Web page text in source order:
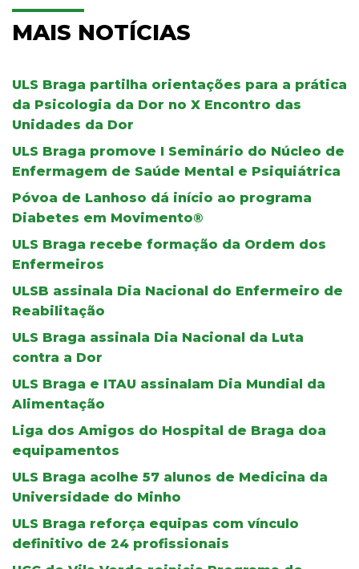
MAIS NOTÍCIAS
ULS Braga partilha orientações para a prática
da Psicologia da Dor no X Encontro das
Unidades da Dor
ULS Braga promove I Seminário do Núcleo de
Enfermagem de Saúde Mental e Psiquiátrica
Póvoa de Lanhoso dá início ao programa
Diabetes em Movimento®
ULS Braga recebe formação da Ordem dos
Enfermeiros
ULSB assinala Dia Nacional do Enfermeiro de
Reabilitação
ULS Braga assinala Dia Nacional da Luta
contra a Dor
ULS Braga e ITAU assinalam Dia Mundial da
Alimentação
Liga dos Amigos do Hospital de Braga doa
equipamentos
ULS Braga acolhe 57 alunos de Medicina da
Universidade do Minho
ULS Braga reforça equipas com vínculo
definitivo de 24 profissionais